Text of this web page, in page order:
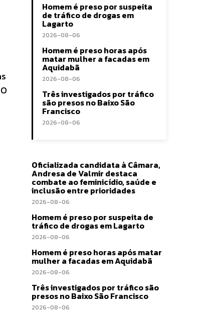
Homem é preso por suspeita
de tráfico de drogas em
Lagarto
2026-08-06
Homem é preso horas após
matar mulher a facadas em
Aquidabã
2026-08-06
Três investigados por tráfico
são presos no Baixo São
Francisco
2026-08-06
Oficializada candidata à Câmara,
Andresa de Valmir destaca
combate ao feminicídio, saúde e
inclusão entre prioridades
2026-08-06
Homem é preso por suspeita de
tráfico de drogas em Lagarto
2026-08-06
Homem é preso horas após matar
mulher a facadas em Aquidabã
2026-08-06
Três investigados por tráfico são
presos no Baixo São Francisco
2026-08-06